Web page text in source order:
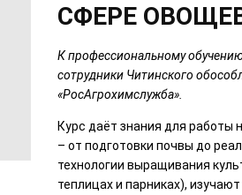
СФЕРЕ
К профессиональному
сотрудники Читинского
«РосАгрохимслужба».
Курс даёт знания для работы
– от подготовки почвы до
технологии выращивания
теплицах и парниках),